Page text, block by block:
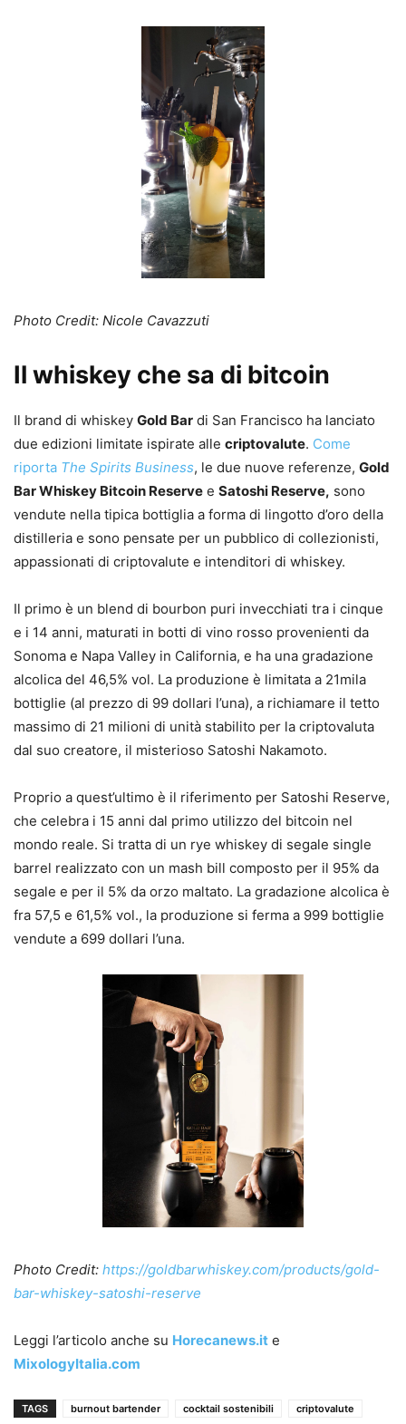
Photo Credit: Nicole Cavazzuti
Il whiskey che sa di bitcoin
Il brand di whiskey Gold Bar di San Francisco ha lanciato
due edizioni limitate ispirate alle criptovalute. Come
riporta The Spirits Business, le due nuove referenze, Gold
Bar Whiskey Bitcoin Reserve e Satoshi Reserve, sono
vendute nella tipica bottiglia a forma di lingotto d’oro della
distilleria e sono pensate per un pubblico di collezionisti,
appassionati di criptovalute e intenditori di whiskey.
Il primo è un blend di bourbon puri invecchiati tra i cinque
e i 14 anni, maturati in botti di vino rosso provenienti da
Sonoma e Napa Valley in California, e ha una gradazione
alcolica del 46,5% vol. La produzione è limitata a 21mila
bottiglie (al prezzo di 99 dollari l’una), a richiamare il tetto
massimo di 21 milioni di unità stabilito per la criptovaluta
dal suo creatore, il misterioso Satoshi Nakamoto.
Proprio a quest’ultimo è il riferimento per Satoshi Reserve,
che celebra i 15 anni dal primo utilizzo del bitcoin nel
mondo reale. Si tratta di un rye whiskey di segale single
barrel realizzato con un mash bill composto per il 95% da
segale e per il 5% da orzo maltato. La gradazione alcolica è
fra 57,5 e 61,5% vol., la produzione si ferma a 999 bottiglie
vendute a 699 dollari l’una.
Photo Credit: https://goldbarwhiskey.com/products/gold-
bar-whiskey-satoshi-reserve
Leggi l’articolo anche su Horecanews.it e
MixologyItalia.com
TAGS burnout bartender cocktail sostenibili
criptovalute